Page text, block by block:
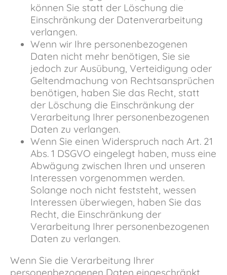
können Sie statt der Löschung die
Einschränkung der Datenverarbeitung
verlangen.
Wenn wir Ihre personenbezogenen
Daten nicht mehr benötigen, Sie sie
jedoch zur Ausübung, Verteidigung oder
Geltendmachung von Rechtsansprüchen
benötigen, haben Sie das Recht, statt
der Löschung die Einschränkung der
Verarbeitung Ihrer personenbezogenen
Daten zu verlangen.
Wenn Sie einen Widerspruch nach Art. 21
Abs. 1 DSGVO eingelegt haben, muss eine
Abwägung zwischen Ihren und unseren
Interessen vorgenommen werden.
Solange noch nicht feststeht, wessen
Interessen überwiegen, haben Sie das
Recht, die Einschränkung der
Verarbeitung Ihrer personenbezogenen
Daten zu verlangen.
Wenn Sie die Verarbeitung Ihrer